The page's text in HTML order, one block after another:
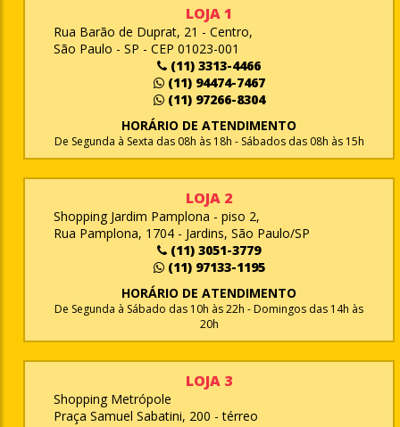
LOJA 1
Rua Barão de Duprat, 21 - Centro,
São Paulo - SP - CEP 01023-001
(11) 3313-4466
(11) 94474-7467
(11) 97266-8304
HORÁRIO DE ATENDIMENTO
De Segunda à Sexta das 08h às 18h - Sábados das 08h às 15h
LOJA 2
Shopping Jardim Pamplona - piso 2,
Rua Pamplona, 1704 - Jardins, São Paulo/SP
(11) 3051-3779
(11) 97133-1195
HORÁRIO DE ATENDIMENTO
De Segunda à Sábado das 10h às 22h - Domingos das 14h às
20h
LOJA 3
Shopping Metrópole
Praça Samuel Sabatini, 200 - térreo